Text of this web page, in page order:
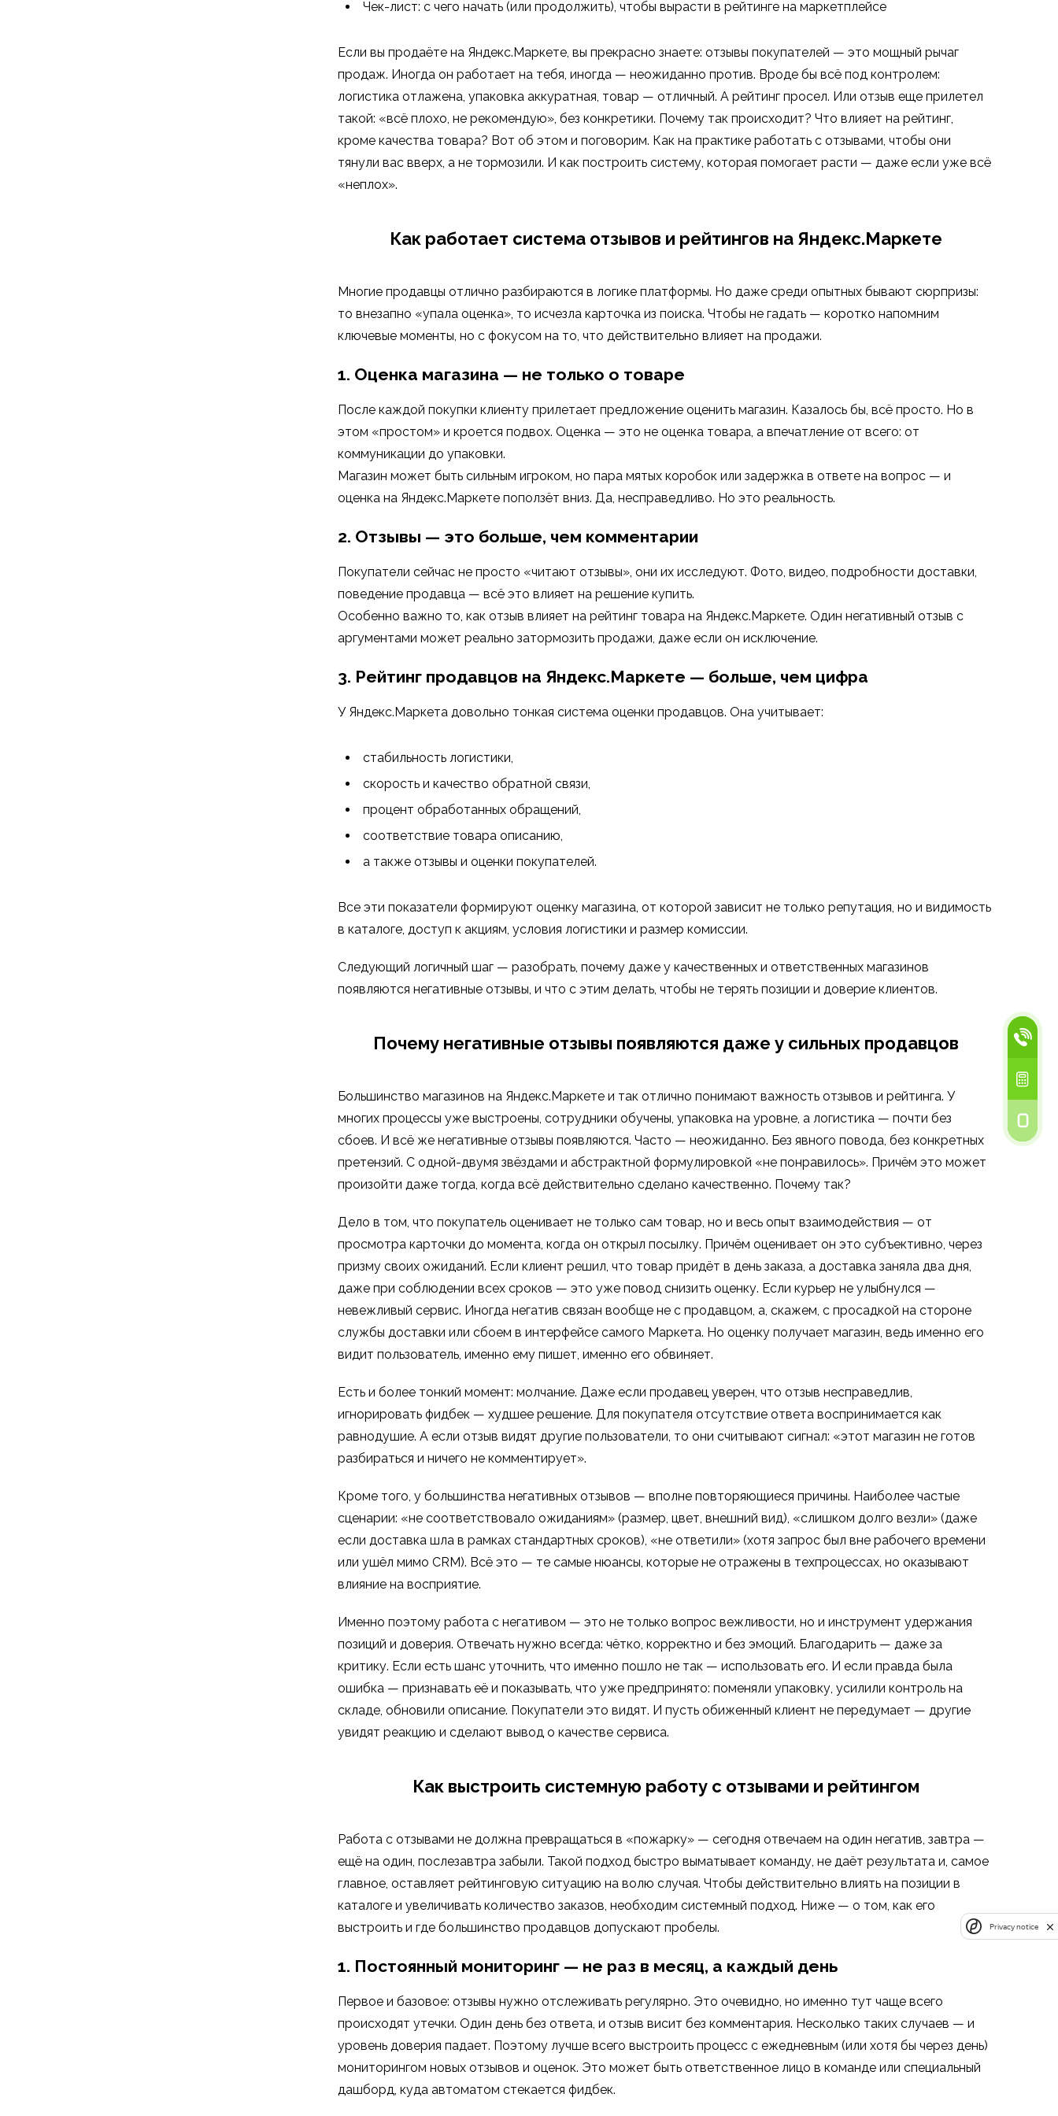
Чек-лист: с чего начать (или продолжить), чтобы вырасти в рейтинге на маркетплейсе
Если вы продаёте на Яндекс.Маркете, вы прекрасно знаете: отзывы покупателей — это мощный рычаг
продаж. Иногда он работает на тебя, иногда — неожиданно против. Вроде бы всё под контролем:
логистика отлажена, упаковка аккуратная, товар — отличный. А рейтинг просел. Или отзыв еще прилетел
такой: «всё плохо, не рекомендую», без конкретики. Почему так происходит? Что влияет на рейтинг,
кроме качества товара? Вот об этом и поговорим. Как на практике работать с отзывами, чтобы они
тянули вас вверх, а не тормозили. И как построить систему, которая помогает расти — даже если уже всё
«неплох».
Как работает система отзывов и рейтингов на Яндекс.Маркете
Многие продавцы отлично разбираются в логике платформы. Но даже среди опытных бывают сюрпризы:
то внезапно «упала оценка», то исчезла карточка из поиска. Чтобы не гадать — коротко напомним
ключевые моменты, но с фокусом на то, что действительно влияет на продажи.
1. Оценка магазина — не только о товаре
После каждой покупки клиенту прилетает предложение оценить магазин. Казалось бы, всё просто. Но в
этом «простом» и кроется подвох. Оценка — это не оценка товара, а впечатление от всего: от
коммуникации до упаковки.
Магазин может быть сильным игроком, но пара мятых коробок или задержка в ответе на вопрос — и
оценка на Яндекс.Маркете поползёт вниз. Да, несправедливо. Но это реальность.
2. Отзывы — это больше, чем комментарии
Покупатели сейчас не просто «читают отзывы», они их исследуют. Фото, видео, подробности доставки,
поведение продавца — всё это влияет на решение купить.
Особенно важно то, как отзыв влияет на рейтинг товара на Яндекс.Маркете. Один негативный отзыв с
аргументами может реально затормозить продажи, даже если он исключение.
3. Рейтинг продавцов на Яндекс.Маркете — больше, чем цифра
У Яндекс.Маркета довольно тонкая система оценки продавцов. Она учитывает:
стабильность логистики,
скорость и качество обратной связи,
процент обработанных обращений,
соответствие товара описанию,
а также отзывы и оценки покупателей.
Все эти показатели формируют оценку магазина, от которой зависит не только репутация, но и видимость
в каталоге, доступ к акциям, условия логистики и размер комиссии.
Следующий логичный шаг — разобрать, почему даже у качественных и ответственных магазинов
появляются негативные отзывы, и что с этим делать, чтобы не терять позиции и доверие клиентов.
Почему негативные отзывы появляются даже у сильных продавцов
Большинство магазинов на Яндекс.Маркете и так отлично понимают важность отзывов и рейтинга. У
многих процессы уже выстроены, сотрудники обучены, упаковка на уровне, а логистика — почти без
сбоев. И всё же негативные отзывы появляются. Часто — неожиданно. Без явного повода, без конкретных
претензий. С одной-двумя звёздами и абстрактной формулировкой «не понравилось». Причём это может
произойти даже тогда, когда всё действительно сделано качественно. Почему так?
Дело в том, что покупатель оценивает не только сам товар, но и весь опыт взаимодействия — от
просмотра карточки до момента, когда он открыл посылку. Причём оценивает он это субъективно, через
призму своих ожиданий. Если клиент решил, что товар придёт в день заказа, а доставка заняла два дня,
даже при соблюдении всех сроков — это уже повод снизить оценку. Если курьер не улыбнулся —
невежливый сервис. Иногда негатив связан вообще не с продавцом, а, скажем, с просадкой на стороне
службы доставки или сбоем в интерфейсе самого Маркета. Но оценку получает магазин, ведь именно его
видит пользователь, именно ему пишет, именно его обвиняет.
Есть и более тонкий момент: молчание. Даже если продавец уверен, что отзыв несправедлив,
игнорировать фидбек — худшее решение. Для покупателя отсутствие ответа воспринимается как
равнодушие. А если отзыв видят другие пользователи, то они считывают сигнал: «этот магазин не готов
разбираться и ничего не комментирует».
Кроме того, у большинства негативных отзывов — вполне повторяющиеся причины. Наиболее частые
сценарии: «не соответствовало ожиданиям» (размер, цвет, внешний вид), «слишком долго везли» (даже
если доставка шла в рамках стандартных сроков), «не ответили» (хотя запрос был вне рабочего времени
или ушёл мимо CRM). Всё это — те самые нюансы, которые не отражены в техпроцессах, но оказывают
влияние на восприятие.
Именно поэтому работа с негативом — это не только вопрос вежливости, но и инструмент удержания
позиций и доверия. Отвечать нужно всегда: чётко, корректно и без эмоций. Благодарить — даже за
критику. Если есть шанс уточнить, что именно пошло не так — использовать его. И если правда была
ошибка — признавать её и показывать, что уже предпринято: поменяли упаковку, усилили контроль на
складе, обновили описание. Покупатели это видят. И пусть обиженный клиент не передумает — другие
увидят реакцию и сделают вывод о качестве сервиса.
Как выстроить системную работу с отзывами и рейтингом
Работа с отзывами не должна превращаться в «пожарку» — сегодня отвечаем на один негатив, завтра —
ещё на один, послезавтра забыли. Такой подход быстро выматывает команду, не даёт результата и, самое
главное, оставляет рейтинговую ситуацию на волю случая. Чтобы действительно влиять на позиции в
каталоге и увеличивать количество заказов, необходим системный подход. Ниже — о том, как его
выстроить и где большинство продавцов допускают пробелы.
1. Постоянный мониторинг — не раз в месяц, а каждый день
Первое и базовое: отзывы нужно отслеживать регулярно. Это очевидно, но именно тут чаще всего
происходят утечки. Один день без ответа, и отзыв висит без комментария. Несколько таких случаев — и
уровень доверия падает. Поэтому лучше всего выстроить процесс с ежедневным (или хотя бы через день)
мониторингом новых отзывов и оценок. Это может быть ответственное лицо в команде или специальный
дашборд, куда автоматом стекается фидбек.
Privacy notice